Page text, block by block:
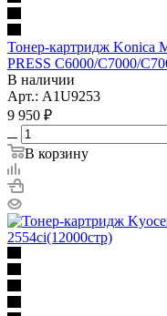
Тонер-картридж Konica
PRESS C6000/C7000/
В наличии
Арт.: A1U9253
9 950 ₽
В корзину